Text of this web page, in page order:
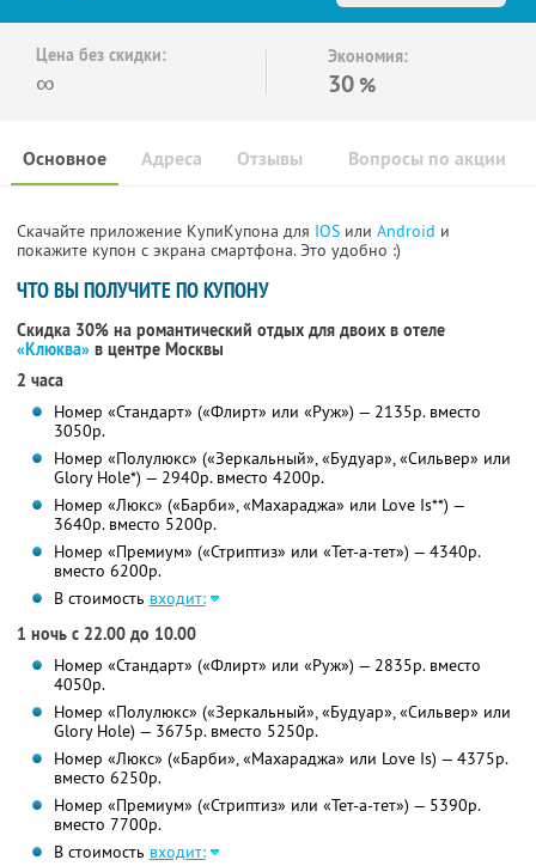
Цена без скидки:
∞
Экономия:
30 %
Основное Отзывы Вопросы по акции
Адреса
Скачайте приложение КупиКупона для IOS или Android и
покажите купон с экрана смартфона. Это удобно :)
ЧТО ВЫ ПОЛУЧИТЕ ПО КУПОНУ
Скидка 30% на романтический отдых для двоих в отеле
«Клюква» в центре Москвы
2 часа
Номер «Стандарт» («Флирт» или «Руж») — 2135р. вместо
3050р.
Номер «Полулюкс» («Зеркальный», «Будуар», «Сильвер» или
Glory Hole*) — 2940р. вместо 4200р.
Номер «Люкс» («Барби», «Махараджа» или Love Is**) —
3640р. вместо 5200р.
Номер «Премиум» («Стриптиз» или «Тет-а-тет») — 4340р.
вместо 6200р.
В стоимость входит:
1 ночь с 22.00 до 10.00
Номер «Стандарт» («Флирт» или «Руж») — 2835р. вместо
4050р.
Номер «Полулюкс» («Зеркальный», «Будуар», «Сильвер» или
Glory Hole) — 3675р. вместо 5250р.
Номер «Люкс» («Барби», «Махараджа» или Love Is) — 4375р.
вместо 6250р.
Номер «Премиум» («Стриптиз» или «Тет-а-тет») — 5390р.
вместо 7700р.
В стоимость входит: